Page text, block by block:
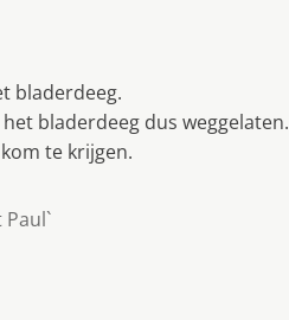
bladerdeeg.
bladerdeeg dus weggelaten.
te krijgen.
Paul`